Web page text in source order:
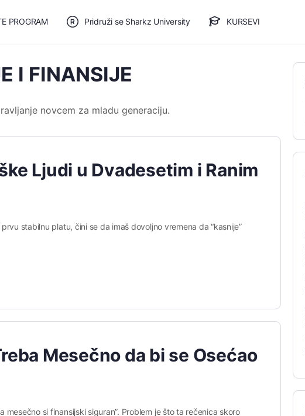
PROGRAM Pridruži se Sharkz University KURSEVI
🎯 BESPLATAN PLAN
I FINANSIJE
novcem za mladu generaciju.
Ljudi u Dvadesetim i Ranim
stabilnu platu, čini se da imaš dovoljno vremena da “kasnije”
Mesečno da bi se Osećao
si finansijski siguran”. Problem je što ta rečenica skoro